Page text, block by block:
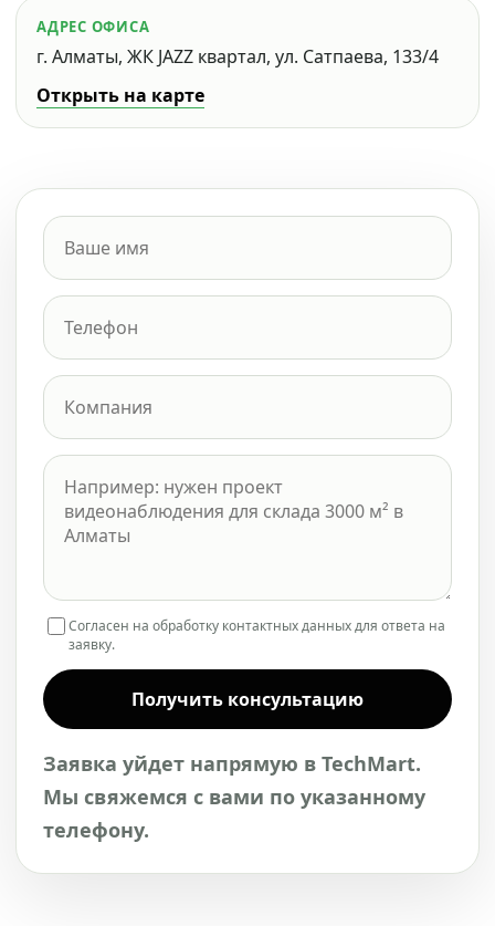
АДРЕС ОФИСА
г. Алматы, ЖК JAZZ квартал, ул. Сатпаева, 133/4
Открыть на карте
Согласен на обработку контактных данных для ответа на
заявку.
Получить консультацию
Заявка уйдет напрямую в TechMart.
Мы свяжемся с вами по указанному
телефону.